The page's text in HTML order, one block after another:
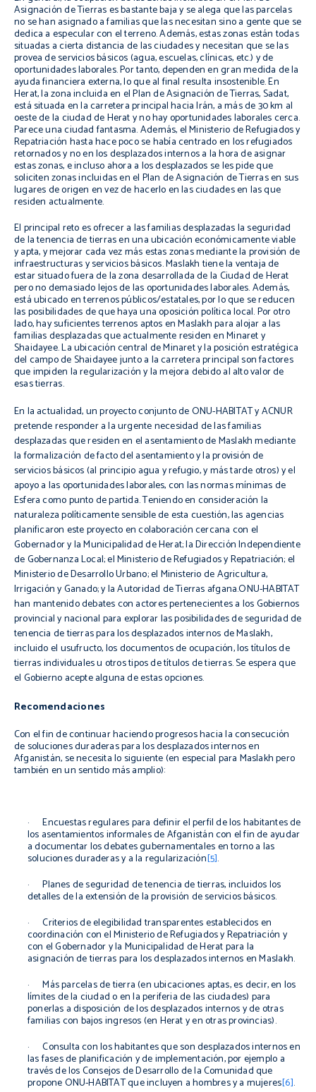
Asignación de Tierras es bastante baja y se alega que las parcelas
no se han asignado a familias que las necesitan sino a gente que se
dedica a especular con el terreno. Además, estas zonas están todas
situadas a cierta distancia de las ciudades y necesitan que se las
provea de servicios básicos (agua, escuelas, clínicas, etc.) y de
oportunidades laborales. Por tanto, dependen en gran medida de la
ayuda financiera externa, lo que al final resulta insostenible. En
Herat, la zona incluida en el Plan de Asignación de Tierras, Sadat,
está situada en la carretera principal hacia Irán, a más de 30 km al
oeste de la ciudad de Herat y no hay oportunidades laborales cerca.
Parece una ciudad fantasma. Además, el Ministerio de Refugiados y
Repatriación hasta hace poco se había centrado en los refugiados
retornados y no en los desplazados internos a la hora de asignar
estas zonas, e incluso ahora a los desplazados se les pide que
soliciten zonas incluidas en el Plan de Asignación de Tierras en sus
lugares de origen en vez de hacerlo en las ciudades en las que
residen actualmente.
El principal reto es ofrecer a las familias desplazadas la seguridad
de la tenencia de tierras en una ubicación económicamente viable
y apta, y mejorar cada vez más estas zonas mediante la provisión de
infraestructuras y servicios básicos. Maslakh tiene la ventaja de
estar situado fuera de la zona desarrollada de la Ciudad de Herat
pero no demasiado lejos de las oportunidades laborales. Además,
está ubicado en terrenos públicos/estatales, por lo que se reducen
las posibilidades de que haya una oposición política local. Por otro
lado, hay suficientes terrenos aptos en Maslakh para alojar a las
familias desplazadas que actualmente residen en Minaret y
Shaidayee. La ubicación central de Minaret y la posición estratégica
del campo de Shaidayee junto a la carretera principal son factores
que impiden la regularización y la mejora debido al alto valor de
esas tierras.
En la actualidad, un proyecto conjunto deONU-HABITATyACNUR
pretende responder a la urgente necesidad de las familias
desplazadas que residen en el asentamiento deMaslakhmediante
la formalización de factodel asentamiento y la provisión de
servicios básicos (al principio agua y refugio, y más tarde otros) y el
apoyo a las oportunidades laborales, con las normas mínimas de
Esfera como punto de partida. Teniendo en consideración la
naturaleza políticamente sensible de esta cuestión, las agencias
planificaron este proyecto en colaboración cercana con el
Gobernador y la Municipalidad deHerat; la Dirección Independiente
de Gobernanza Local; el Ministerio de Refugiados y Repatriación; el
Ministerio de Desarrollo Urbano; el Ministerio de Agricultura,
Irrigación y Ganado; y la Autoridad de Tierras afgana.ONU-HABITAT
han mantenido debates con actores pertenecientes a los Gobiernos
provincial y nacional para explorar las posibilidades de seguridad de
tenencia de tierras para los desplazados internos deMaslakh,
incluido el usufructo, los documentos de ocupación, los títulos de
tierras individualesu otros tipos de títulos de tierras. Se espera que
el Gobierno acepte alguna de estas opciones.
Recomendaciones
Con el fin de continuar haciendo progresos hacia la consecución
de soluciones duraderas para los desplazados internos en
Afganistán, se necesita lo siguiente (en especial para Maslakh pero
también en un sentido más amplio):
· Encuestas regulares para definir el perfil de los habitantes de
los asentamientos informales de Afganistán con el fin de ayudar
a documentar los debates gubernamentales en torno a las
soluciones duraderas y a la regularización[5].
· Planes de seguridad de tenencia de tierras, incluidos los
detalles de la extensión de la provisión de servicios básicos.
· Criterios de elegibilidad transparentes establecidos en
coordinación con el Ministerio de Refugiados y Repatriación y
con el Gobernador y la Municipalidad de Herat para la
asignación de tierras para los desplazados internos en Maslakh.
· Más parcelas de tierra (en ubicaciones aptas, es decir, en los
límites de la ciudad o en la periferia de las ciudades) para
ponerlas a disposición de los desplazados internos y de otras
familias con bajos ingresos (en Herat y en otras provincias).
· Consulta con los habitantes que son desplazados internos en
las fases de planificación y de implementación, por ejemplo a
través de los Consejos de Desarrollo de la Comunidad que
propone ONU-HABITAT que incluyen a hombres y a mujeres[6].